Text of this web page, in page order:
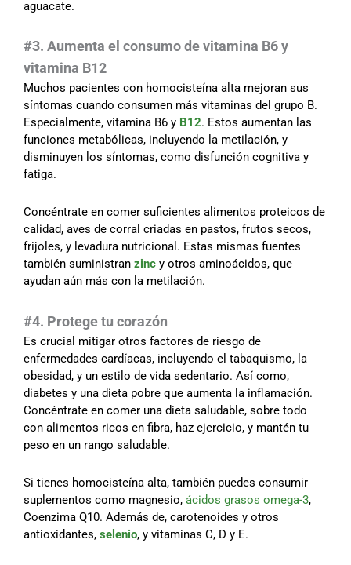
aguacate.
#3. Aumenta el consumo de vitamina B6 y
vitamina B12
Muchos pacientes con homocisteína alta mejoran sus
síntomas cuando consumen más vitaminas del grupo B.
Especialmente, vitamina B6 y B12. Estos aumentan las
funciones metabólicas, incluyendo la metilación, y
disminuyen los síntomas, como disfunción cognitiva y
fatiga.
Concéntrate en comer suficientes alimentos proteicos de
calidad, aves de corral criadas en pastos, frutos secos,
frijoles, y levadura nutricional. Estas mismas fuentes
también suministran zinc y otros aminoácidos, que
ayudan aún más con la metilación.
#4. Protege tu corazón
Es crucial mitigar otros factores de riesgo de
enfermedades cardíacas, incluyendo el tabaquismo, la
obesidad, y un estilo de vida sedentario. Así como,
diabetes y una dieta pobre que aumenta la inflamación.
Concéntrate en comer una dieta saludable, sobre todo
con alimentos ricos en fibra, haz ejercicio, y mantén tu
peso en un rango saludable.
Si tienes homocisteína alta, también puedes consumir
suplementos como magnesio, ácidos grasos omega-3,
Coenzima Q10. Además de, carotenoides y otros
antioxidantes, selenio, y vitaminas C, D y E.